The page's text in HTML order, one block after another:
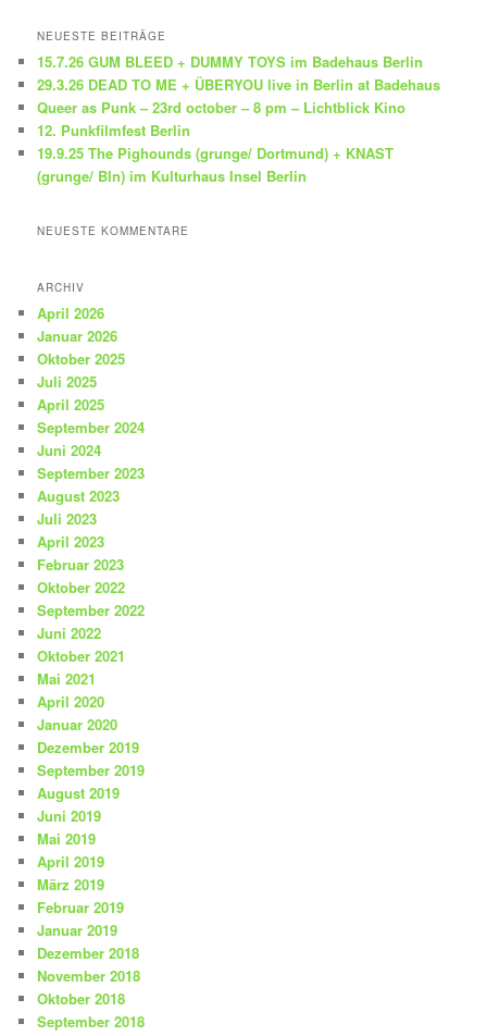
h
n
NEUESTE BEITRÄGE
15.7.26 GUM BLEED + DUMMY TOYS im Badehaus Berlin
29.3.26 DEAD TO ME + ÜBERYOU live in Berlin at Badehaus
Queer as Punk – 23rd october – 8 pm – Lichtblick Kino
12. Punkfilmfest Berlin
19.9.25 The Pighounds (grunge/ Dortmund) + KNAST
(grunge/ Bln) im Kulturhaus Insel Berlin
NEUESTE KOMMENTARE
ARCHIV
April 2026
Januar 2026
Oktober 2025
Juli 2025
April 2025
September 2024
Juni 2024
September 2023
August 2023
Juli 2023
April 2023
Februar 2023
Oktober 2022
September 2022
Juni 2022
Oktober 2021
Mai 2021
April 2020
Januar 2020
Dezember 2019
September 2019
August 2019
Juni 2019
Mai 2019
April 2019
März 2019
Februar 2019
Januar 2019
Dezember 2018
November 2018
Oktober 2018
September 2018